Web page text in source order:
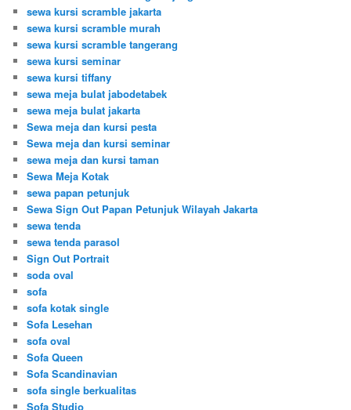
sewa kursi scramble jakarta
sewa kursi scramble murah
sewa kursi scramble tangerang
sewa kursi seminar
sewa kursi tiffany
sewa meja bulat jabodetabek
sewa meja bulat jakarta
Sewa meja dan kursi pesta
Sewa meja dan kursi seminar
sewa meja dan kursi taman
Sewa Meja Kotak
sewa papan petunjuk
Sewa Sign Out Papan Petunjuk Wilayah Jakarta
sewa tenda
sewa tenda parasol
Sign Out Portrait
soda oval
sofa
sofa kotak single
Sofa Lesehan
sofa oval
Sofa Queen
Sofa Scandinavian
sofa single berkualitas
Sofa Studio